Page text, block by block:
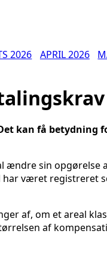
APRIL 2026
2026
kan få
ændre sin
været registreret
af, om et areal
af